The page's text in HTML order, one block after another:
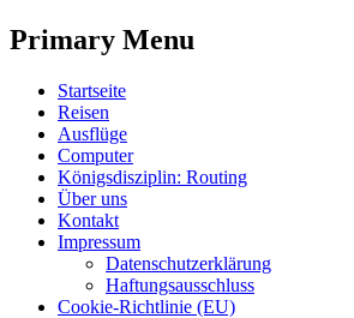
Primary Menu
Skip
content
Startseite
Reisen
Ausflüge
Computer
Königsdisziplin: Routing
Über uns
Kontakt
Impressum
Datenschutzerklärung
Haftungsausschluss
Cookie-Richtlinie (EU)